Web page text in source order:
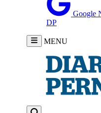
Google
DP
MENU